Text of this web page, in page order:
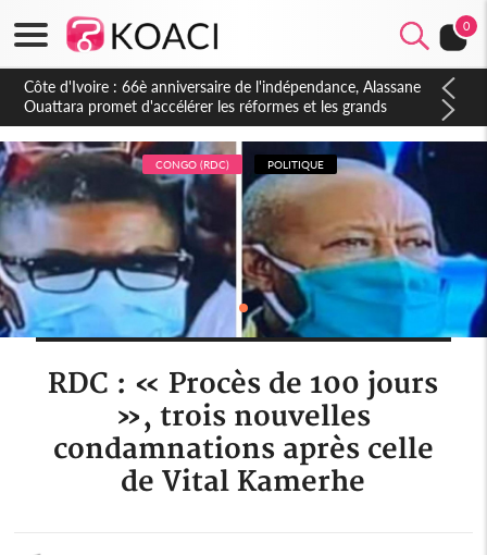
0
Côte d'Ivoire : À Abidjan, Amadou Oury Bah admire le modèle
ivoirien et veut s'en inspirer pour accélérer le développement
de la Guinée
CONGO (RDC) POLITIQUE
RDC : « Procès de 100 jours
», trois nouvelles
condamnations après celle
de Vital Kamerhe